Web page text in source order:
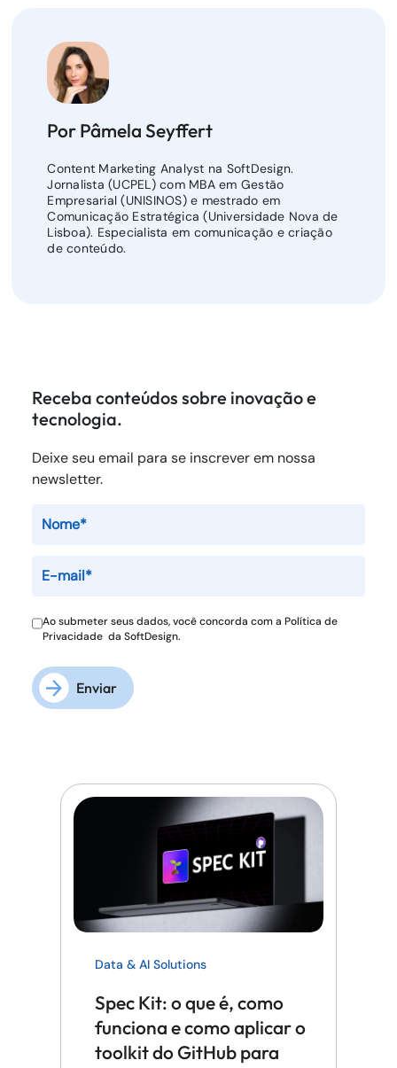
Por Pâmela Seyffert
Content Marketing Analyst na SoftDesign.
Jornalista (UCPEL) com MBA em Gestão
Empresarial (UNISINOS) e mestrado em
Comunicação Estratégica (Universidade Nova de
Lisboa). Especialista em comunicação e criação
de conteúdo.
Receba conteúdos sobre inovação e
tecnologia.
Deixe seu email para se inscrever em nossa
newsletter.
Ao submeter seus dados, você concorda com a Política de
Privacidade da SoftDesign.
Enviar
Data & AI Solutions
Spec Kit: o que é, como
funciona e como aplicar o
toolkit do GitHub para